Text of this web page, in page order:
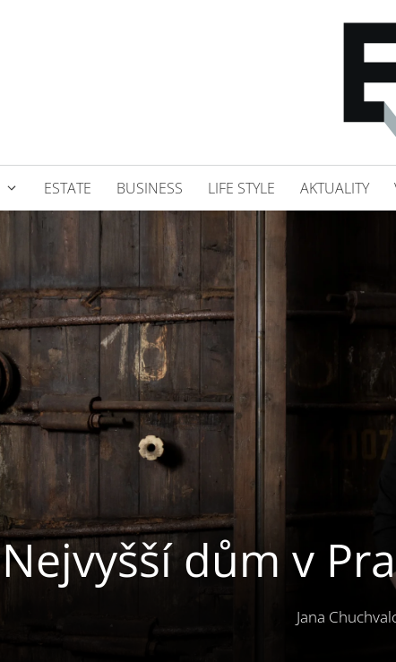
ESTATE BUSINESS LIFE STYLE AKTUALITY
Nejvyšší dům v
Jana